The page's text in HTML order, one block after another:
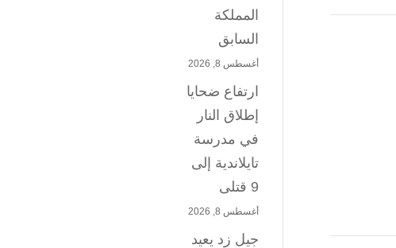
المملكة
السابق
أغسطس 8, 2026
ارتفاع ضحايا
إطلاق النار
في مدرسة
تايلاندية إلى
9 قتلى
أغسطس 8, 2026
جيل زد يعيد